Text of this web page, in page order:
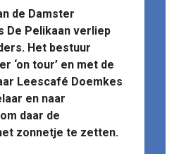
de Damster
De Pelikaan verliep
Het bestuur
‘on tour’ en met de
Leescafé Doemkes
en naar
daar de
zonnetje te zetten.